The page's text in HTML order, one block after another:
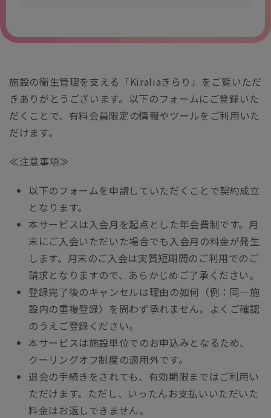
施設の衛生管理を支える「Kiraliaきらり」をご覧いただ
きありがとうございます。以下のフォームにご登録いた
だくことで、有料会員限定の情報やツールをご利用いた
だけます。
≪注意事項≫
以下のフォームを申請していただくことで契約成立
となります。
本サービスは入会月を起点とした年会費制です。月
末にご入会いただいた場合でも入会月の料金が発生
します。月末のご入会は実質短期間のご利用でのご
請求となりますので、あらかじめご了承ください。
登録完了後のキャンセルは理由の如何（例：同一施
設内の重複登録）を問わず承れません。よくご確認
のうえご登録ください。
本サービスは施設単位でのお申込みとなるため、
クーリングオフ制度の適用外です。
退会の手続きをされても、有効期限まではご利用い
ただけます。ただし、いったんお支払いいただいた
料金はお返しできません。